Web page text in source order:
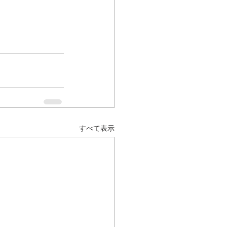
すべて表示